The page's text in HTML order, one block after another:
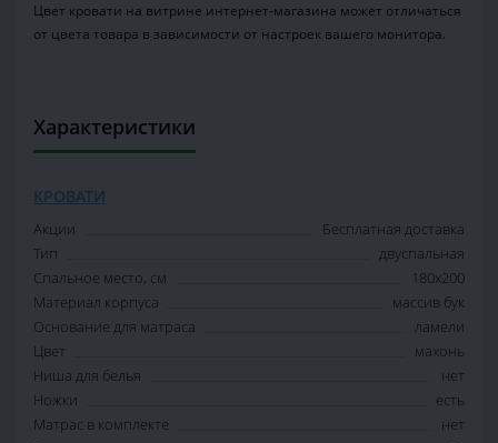
Цвет кровати на витрине интернет-магазина может отличаться
от цвета товара в зависимости от настроек вашего монитора.
Характеристики
КРОВАТИ
Акции
Бесплатная доставка
Тип
двуспальная
Спальное место, см
180х200
Материал корпуса
массив бук
Основание для матраса
ламели
Цвет
махонь
Ниша для белья
нет
Ножки
есть
Матрас в комплекте
нет